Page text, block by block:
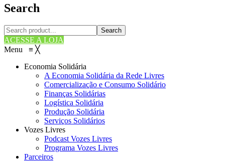
Search
Search
ACESSE A LOJA
Menu ≡ ╳
Economia Solidária
A Economia Solidária da Rede Livres
Comercialização e Consumo Solidário
Finanças Solidárias
Logística Solidária
Produção Solidária
Serviços Solidários
Vozes Livres
Podcast Vozes Livres
Programa Vozes Livres
Parceiros